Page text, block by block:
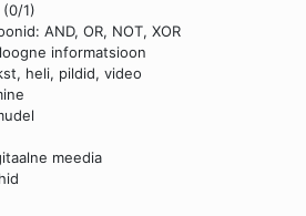
1)
AND, OR, NOT, XOR
informatsioon
heli, pildid, video
meedia